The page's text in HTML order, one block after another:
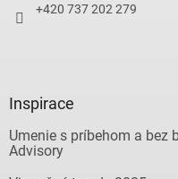
+420 737 202 279
Inspirace
Umenie s príbehom a bez
Advisory